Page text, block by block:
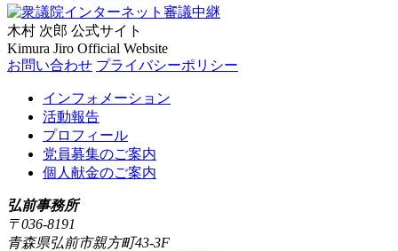
木村 次郎 公式サイト
Kimura Jiro Official Website
お問い合わせ プライバシーポリシー
インフォメーション
活動報告
プロフィール
党員募集のご案内
個人献金のご案内
弘前事務所
〒036-8191
青森県弘前市親方町43-3F